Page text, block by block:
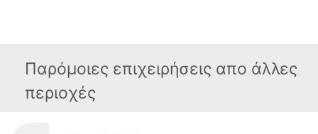
Παρόμοιες επιχειρήσεις απο άλλες
περιοχές